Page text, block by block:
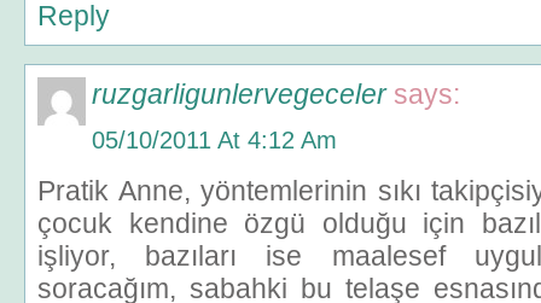
Reply
ruzgarligunlervegeceler says:
05/10/2011 At 4:12 Am
Pratik Anne, yöntemlerinin sıkı
çocuk kendine özgü olduğu için
işliyor, bazıları ise maalesef
soracağım, sabahki bu telaşe